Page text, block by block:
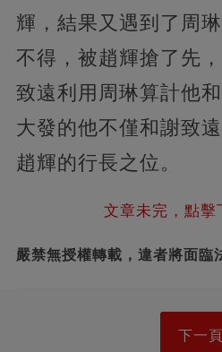
輝，結果又遇到了周
不得，被趙輝搶了先
致遠利用周琳算計他
大發的他不僅和謝致
趙輝的行長之位。
文章未完，點擊
嚴禁無授權轉載，違者將面臨
下一頁